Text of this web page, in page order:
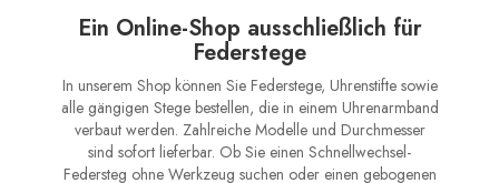
Ein Online-Shop ausschließlich für
Federstege
In unserem Shop können Sie Federstege, Uhrenstifte sowie
alle gängigen Stege bestellen, die in einem Uhrenarmband
verbaut werden. Zahlreiche Modelle und Durchmesser
sind sofort lieferbar. Ob Sie einen Schnellwechsel-
Federsteg ohne Werkzeug suchen oder einen gebogenen